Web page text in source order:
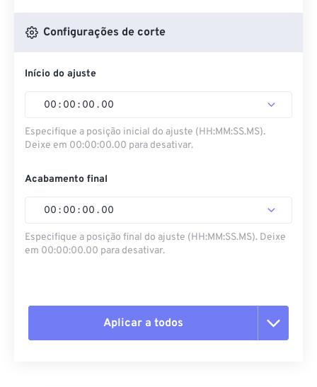
Configurações de corte
Início do ajuste
00 : 00 : 00 . 00
Especifique a posição inicial do ajuste (HH:MM:SS.MS).
Deixe em 00:00:00.00 para desativar.
Acabamento final
00 : 00 : 00 . 00
Especifique a posição final do ajuste (HH:MM:SS.MS). Deixe
em 00:00:00.00 para desativar.
Aplicar a todos